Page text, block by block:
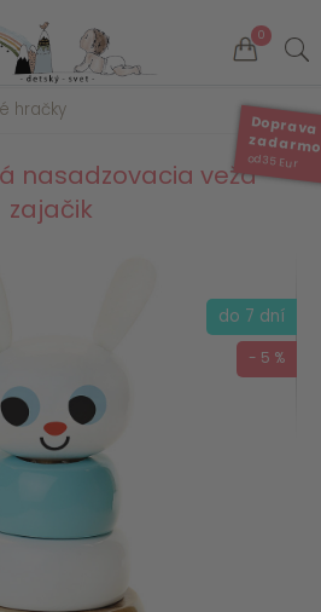
0
Doprava
od 35 Eur
hračky
nasadzovacia veža
zajačik
do 7 dní
- 5 %